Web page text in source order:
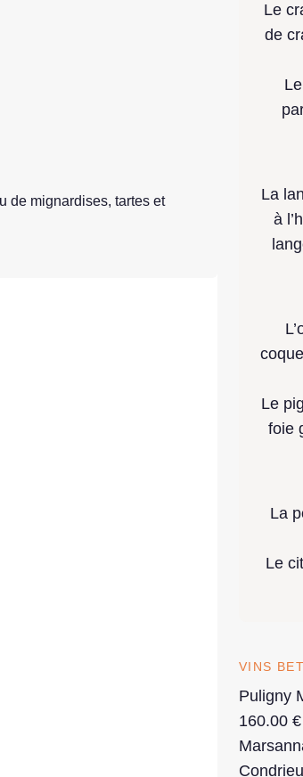
de mignardises, tartes et
Le
de
La
à
Le
foie
La
Le
VINS
Puligny
160.00 €